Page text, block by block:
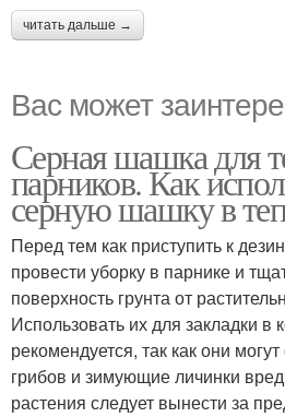
читать дальше →
Вас может
Серная шашка для
парников. Как
серную шашку в
Перед тем как приступить к
провести уборку в парнике и
поверхность грунта от
Использовать их для закладки в
рекомендуется, так как они
грибов и зимующие личинки
растения следует вынести за